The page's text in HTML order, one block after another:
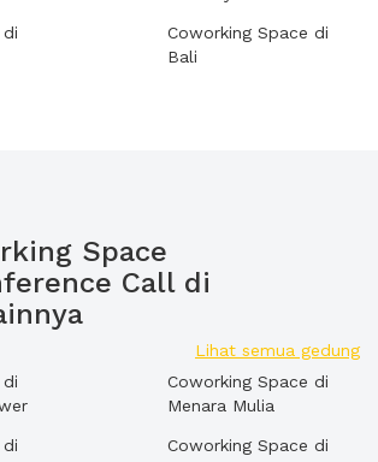
Coworking Space di
Bali
Space
Call di
Lihat semua gedung
Coworking Space di
Menara Mulia
Coworking Space di